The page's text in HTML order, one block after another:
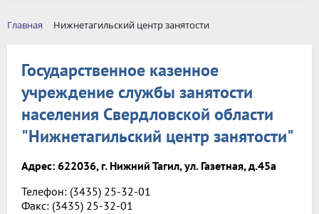
Главная Нижнетагильский центр занятости
Государственное казенное
учреждение службы занятости
населения Свердловской области
"Нижнетагильский центр занятости"
Адрес: 622036, г. Нижний Тагил, ул. Газетная, д.45а
Телефон: (3435) 25-32-01
Факс: (3435) 25-32-01